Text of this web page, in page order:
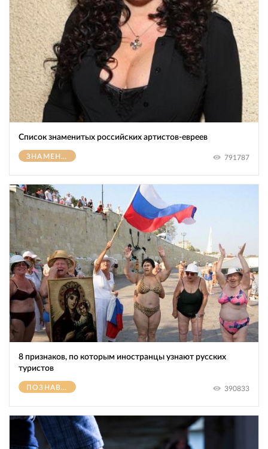
Список знаменитых российских артистов-евреев
ЗНАМЕНИТОСТИ 791787
8 признаков, по которым иностранцы узнают русских
туристов
ПОЗНАВАТЕЛЬНОЕ 390833